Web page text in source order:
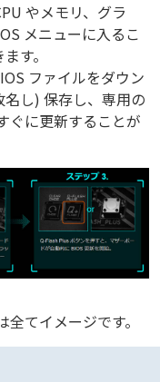
やメモリ、グラ
メニューに入るこ
す。
ファイルをダウン
し) 保存し、専用の
ぐに更新することが
てイメージです。